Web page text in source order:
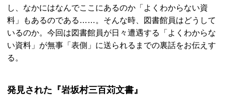
し、なかにはなんでここにあるのか「よくわからない資
料」もあるのである……。そんな時、図書館員はどうして
いるのか。今回は図書館員が日々遭遇する「よくわからな
い資料」が無事「表側」に送られるまでの裏話をお伝えす
る。
発見された『岩坂村三百苅文書』